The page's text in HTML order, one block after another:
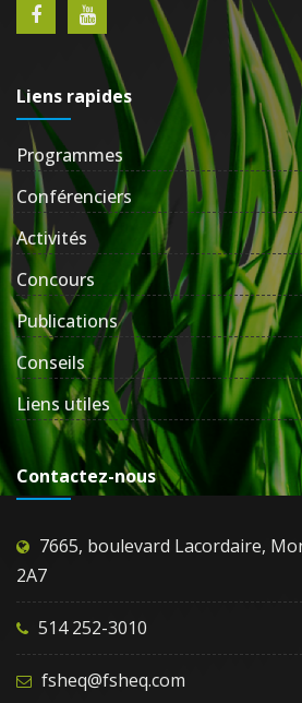
Liens rapides
Programmes
Conférenciers
Activités
Concours
Publications
Conseils
Liens utiles
Contactez-nous
7665, boulevard Lacordaire,
2A7
514 252-3010
fsheq@fsheq.com